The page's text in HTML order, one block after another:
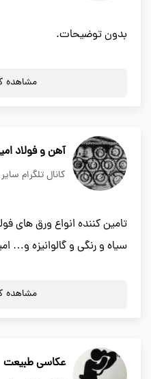
بدون توضیحات.
مشاهده
آهن و فولاد
کانال تلگرام سایر
تامین کننده انواع ورق های
سیاه و رنگی و گالوانیزه و…
مشاهده
عکاسی طبیعت